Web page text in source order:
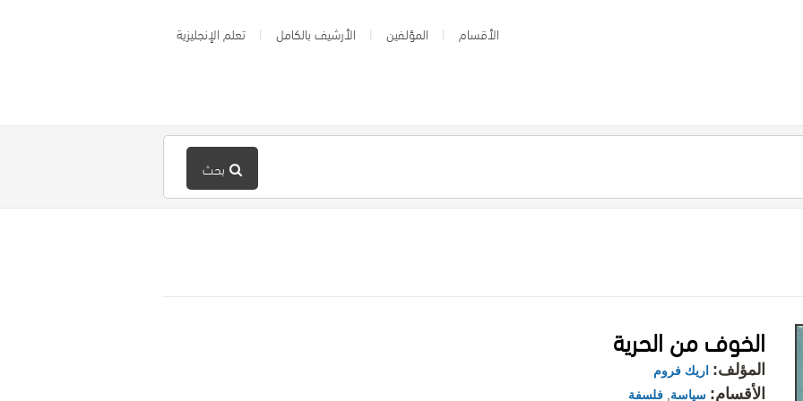
الأقسام المؤلفين الأرشيف بالكامل تعلم الإنجليزية
بحث
الخوف من الحرية
المؤلف: اريك فروم
الأقسام: سياسة فلسفة